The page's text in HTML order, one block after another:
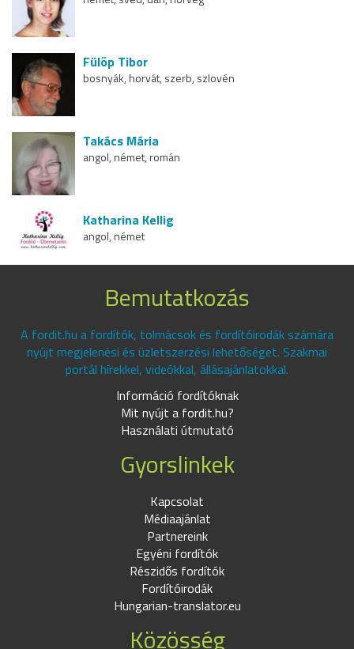
Fülöp Tibor
bosnyák, horvát, szerb, szlovén
Takács Mária
angol, német, román
Katharina Kellig
angol, német
Bemutatkozás
A fordit.hu a fordítók, tolmácsok és fordítóirodák számára
nyújt megjelenési és üzletszerzési lehetőséget. Szakmai
portál hírekkel, videókkal, állásajánlatokkal.
Információ fordítóknak
Mit nyújt a fordit.hu?
Használati útmutató
Gyorslinkek
Kapcsolat
Médiaajánlat
Partnereink
Egyéni fordítók
Részidős fordítók
Fordítóirodák
Hungarian-translator.eu
Közösség